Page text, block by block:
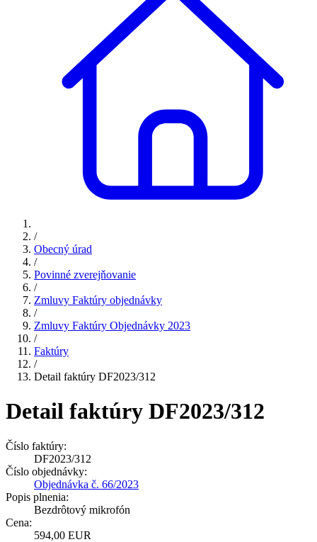
/
Obecný úrad
/
Povinné zverejňovanie
/
Zmluvy Faktúry objednávky
/
Zmluvy Faktúry Objednávky 2023
/
Faktúry
/
Detail faktúry DF2023/312
Detail faktúry DF2023/312
Číslo faktúry:
DF2023/312
Číslo objednávky:
Objednávka č. 66/2023
Popis plnenia:
Bezdrôtový mikrofón
Cena:
594,00 EUR